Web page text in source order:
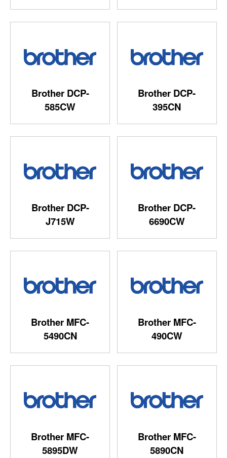
Brother DCP-
395CN
Brother DCP-
585CW
Brother DCP-
6690CW
Brother DCP-
J715W
Brother MFC-
490CW
Brother MFC-
5490CN
Brother MFC-
5890CN
Brother MFC-
5895DW